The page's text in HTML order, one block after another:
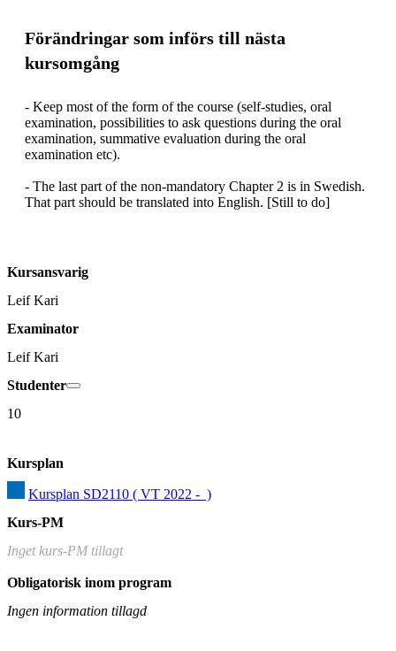
Förändringar som införs till nästa
kursomgång
- Keep most of the form of the course (self-studies, oral
examination, possibilities to ask questions during the oral
examination, summative evaluation during the oral
examination etc).
- The last part of the non-mandatory Chapter 2 is in Swedish.
That part should be translated into English. [Still to do]
Kursansvarig
Leif Kari
Examinator
Leif Kari
Studenter
10
Kursplan
Kursplan SD2110 ( VT 2022 -  )
Kurs-PM
Inget kurs-PM tillagt
Obligatorisk inom program
Ingen information tillagd